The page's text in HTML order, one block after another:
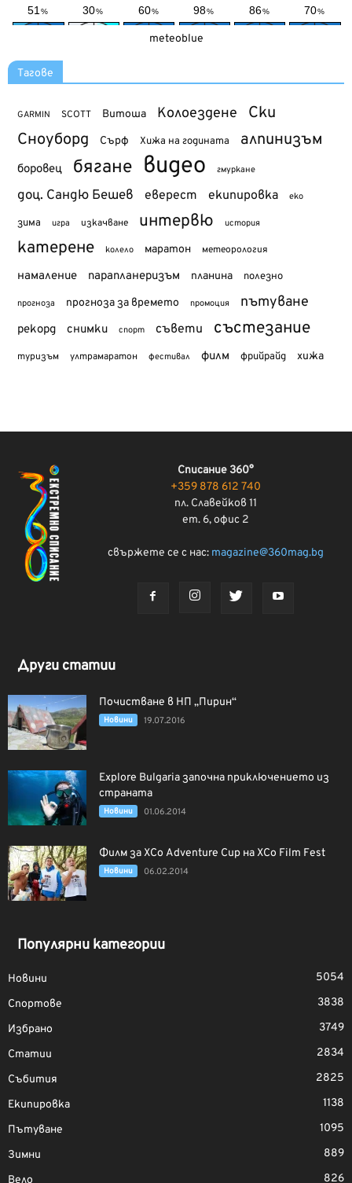
meteoblue
Тагове
GARMIN SCOTT Витоша Колоездене Ски
Сноуборд Сърф Хижа на годината алпинизъм
боровец бягане видео гмуркане
доц. Сандю Бешев еверест екипировка еко
зима игра изкачване интервю история
катерене колело маратон метеорология
намаление парапланеризъм планина полезно
прогноза прогноза за времето промоция пътуване
рекорд снимки спорт съвети състезание
туризъм ултрамаратон фестивал филм фрийрайд хижа
Списание 360°
+359 878 612 740
пл. Славейков 11
ет. 6, офис 2
свържете се с нас: magazine@360mag.bg
Други статии
Почистване в НП „Пирин“
Новини 19.07.2016
Explore Bulgaria започна приключението из
страната
Новини 01.06.2014
Филм за XCo Adventure Cup на XCo Film Fest
Новини 06.02.2014
Популярни категории
Новини
5054
Спортове
3838
Избрано
3749
Статии
2834
Събития
2825
Екипировка
1138
Пътуване
1095
Зимни
889
826